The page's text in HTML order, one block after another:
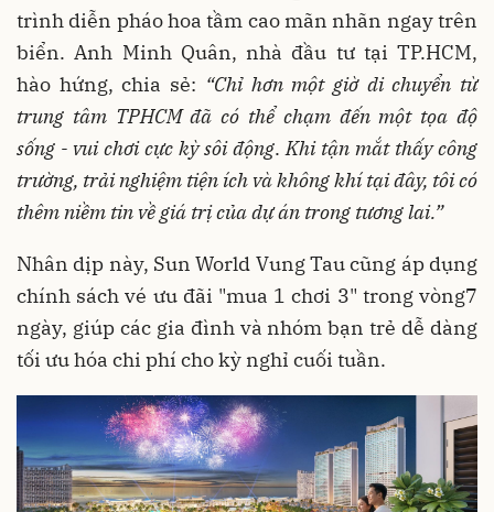
trình diễn pháo hoa tầm cao mãn nhãn ngay trên
biển. Anh Minh Quân, nhà đầu tư tại TP.HCM,
hào hứng, chia sẻ: “Chỉ hơn một giờ di chuyển từ
trung tâm TPHCM đã có thể chạm đến một tọa độ
sống - vui chơi cực kỳ sôi động.Khi tận mắt thấy công
trường, trải nghiệm tiện ích và không khí tại đây, tôi có
thêm niềm tin về giá trị của dự án trong tương lai.”
Nhân dịp này, Sun World Vung Tau cũng áp dụng
chính sách vé ưu đãi "mua 1 chơi 3" trong vòng7
ngày, giúp các gia đình và nhóm bạn trẻ dễ dàng
tối ưu hóa chi phí cho kỳ nghỉ cuối tuần.